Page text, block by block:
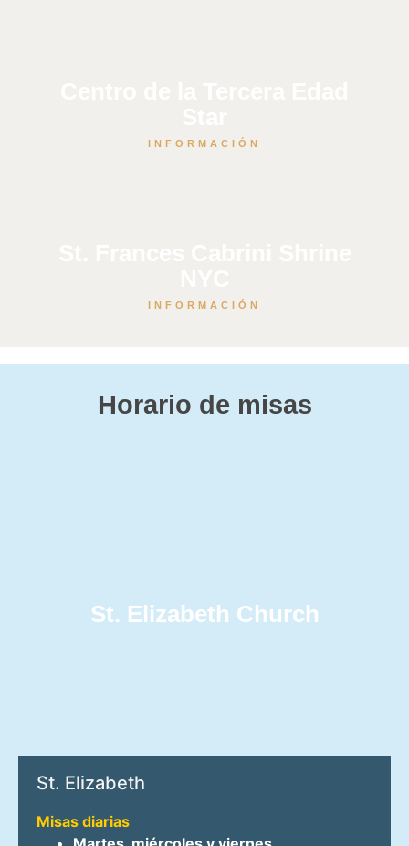
INFORMACIÓN
INFORMACIÓN
Horario de misas
St. Elizabeth Church
St. Elizabeth
Misas diarias